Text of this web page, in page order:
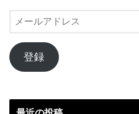
ル
ア
ド
登録